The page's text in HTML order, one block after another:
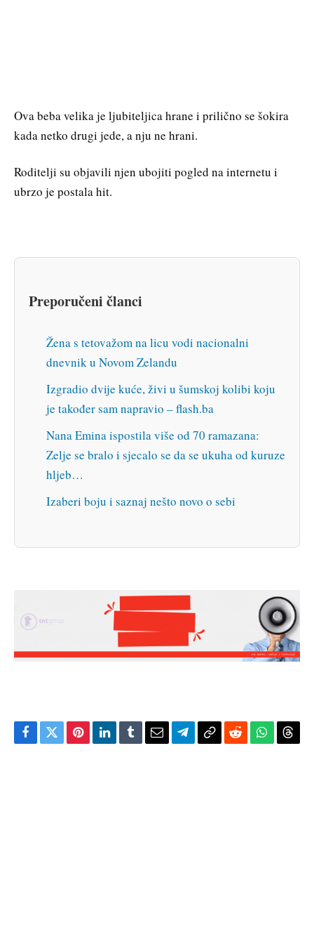
Ova beba velika je ljubiteljica hrane i prilično se šokira
kada netko drugi jede, a nju ne hrani.
Roditelji su objavili njen ubojiti pogled na internetu i
ubrzo je postala hit.
Preporučeni članci
Žena s tetovažom na licu vodi nacionalni
dnevnik u Novom Zelandu
Izgradio dvije kuće, živi u šumskoj kolibi koju
je također sam napravio – flash.ba
Nana Emina ispostila više od 70 ramazana:
Zelje se bralo i sjecalo se da se ukuha od kuruze
hljeb…
Izaberi boju i saznaj nešto novo o sebi
Facebook
TwitterPinterestLinkedIn
TumblrEmailTelegram
CopyReddit